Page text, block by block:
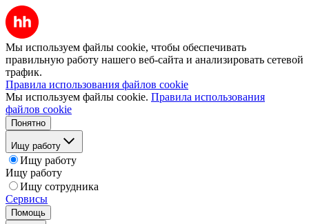
Мы используем файлы cookie, чтобы обеспечивать
правильную работу нашего веб-сайта и анализировать сетевой
трафик.
Правила использования файлов cookie
Мы используем файлы cookie. Правила использования
файлов cookie
Понятно
Ищу работу
Ищу работу
Ищу работу
Ищу сотрудника
Сервисы
Помощь